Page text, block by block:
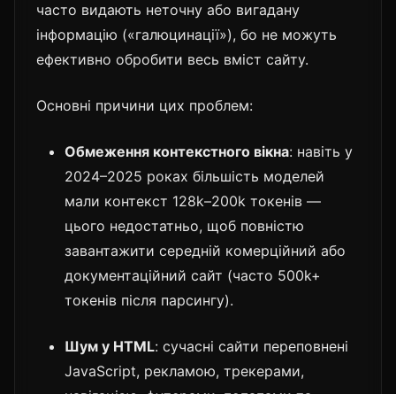
часто видають неточну або вигадану
інформацію («галюцинації»), бо не можуть
ефективно обробити весь вміст сайту.
Основні причини цих проблем:
Обмеження контекстного вікна: навіть у
2024–2025 роках більшість моделей
мали контекст 128k–200k токенів —
цього недостатньо, щоб повністю
завантажити середній комерційний або
документаційний сайт (часто 500k+
токенів після парсингу).
Шум у HTML: сучасні сайти переповнені
JavaScript, рекламою, трекерами,